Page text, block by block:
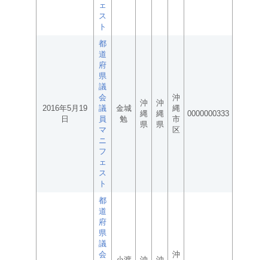
ェ
ス
ト
2016年5月19
日
都
道
府
県
議
会
議
員
マ
ニ
フ
ェ
ス
ト
金城
勉
沖
縄
県
沖
縄
県
沖
縄
市
区
0000000333
都
道
府
県
議
会
沖